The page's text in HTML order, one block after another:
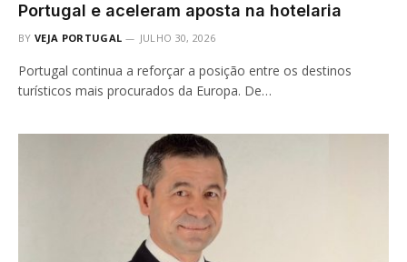
Portugal e aceleram aposta na hotelaria
BY VEJA PORTUGAL JULHO 30, 2026
Portugal continua a reforçar a posição entre os destinos
turísticos mais procurados da Europa. De…